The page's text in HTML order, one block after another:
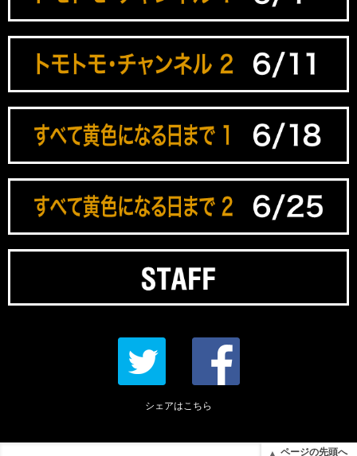
シェアはこちら
ページの先頭へ